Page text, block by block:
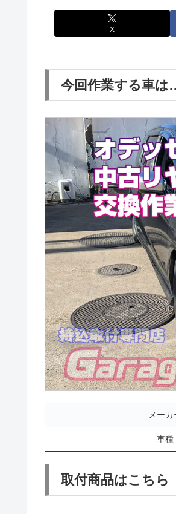
X
今回作業する車は
メーカ
車種
取付商品はこちら